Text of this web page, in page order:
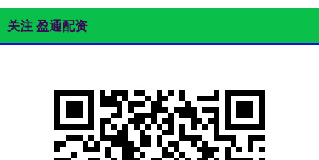
关注 盈通配资